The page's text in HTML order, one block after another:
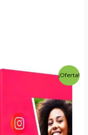
¡Oferta!
El
El
$4.00.